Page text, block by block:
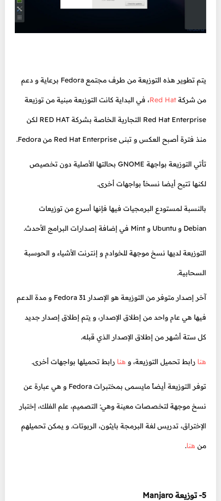
يتم تطوير هذه التوزيعة من طرف مجتمع Fedora برعاية و دعم
من شركة Red Hat، في البداية كانت التوزيعة مبنية من توزيعة
Red Hat Enterprise التجارية الخاصة بشركة RED HAT لكن
منذ فترة أصبح العكس و تبنى Red Hat Enterprise من Fedora.
تأتي التوزيعة بواجهة GNOME بحالتها الأصلية دون تخصيص
لكنها تتيح أيضا نسخاً بواجهات أخرى.
بالنسبة لمستودع البرمجيات فيها فإنها أسرع من توزيعات
Debian و Ubuntu و Mint في إضافة إصدارات البرامج الأحدث.
التوزيعة لديها نسخ موجهة للخوادم و إنترنت الأشياء و الحوسبة
السحابية.
آخر إصدار متوفر من التوزيعة هو الإصدار Fedora 31 و مدة الدعم
فيها هي عام واحد من إطلاق الإصدار، و يتم إطلاق إصدار جديد
كل ستة أشهر من إطلاق الإصدار الذي قبله.
هنا رابط تحميل التوزيعة، و هنا رابط تحميلها بواجهات أخرى.
توفر التوزيعة أيضاً مايسمى بمختبرات Fedora و هي عبارة عن
نسخ موجهة لتخصصات معينة وهي: التصميم، علم الفلك، إختبار
الإختراق، تدريس لغة البرمجة بايثون، الربوتات. و يمكن تحميلهم
من هنا.
5- توزيعة Manjaro